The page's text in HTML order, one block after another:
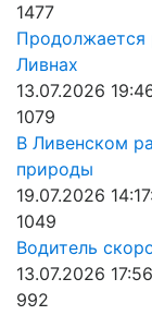
1477
Продолжается
Ливнах
13.07.2026
1079
В Ливенском
природы
19.07.2026
1049
Водитель
13.07.2026
992